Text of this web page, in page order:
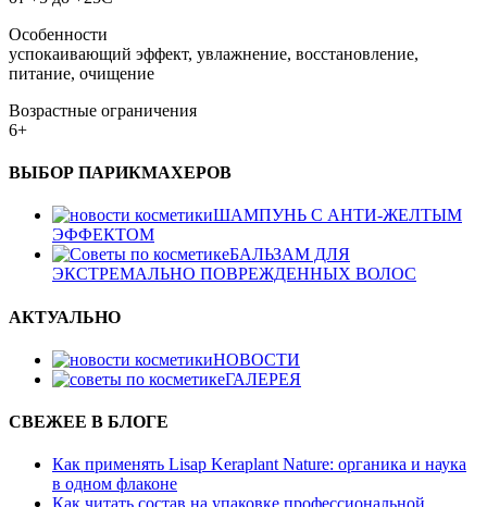
Особенности
успокаивающий эффект, увлажнение, восстановление,
питание, очищение
Возрастные ограничения
6+
ВЫБОР ПАРИКМАХЕРОВ
ШАМПУНЬ С АНТИ-ЖЕЛТЫМ
ЭФФЕКТОМ
БАЛЬЗАМ ДЛЯ
ЭКСТРЕМАЛЬНО ПОВРЕЖДЕННЫХ ВОЛОС
АКТУАЛЬНО
НОВОСТИ
ГАЛЕРЕЯ
СВЕЖЕЕ В БЛОГЕ
Как применять Lisap Keraplant Nature: органика и наука
в одном флаконе